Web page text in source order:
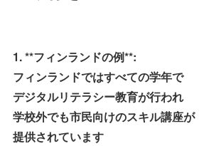
1. **フィンランドの例**:
フィンランドではすべての学年で
デジタルリテラシー教育が行われ
学校外でも市民向けのスキル講座が
提供されています